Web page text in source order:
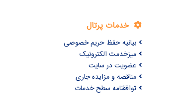
خدمات پرتال
بیانیه حفظ حریم خصوصی
میزخدمت الکترونیک
عضویت در سایت
مناقصه و مزایده جاری
توافقنامه سطح خدمات